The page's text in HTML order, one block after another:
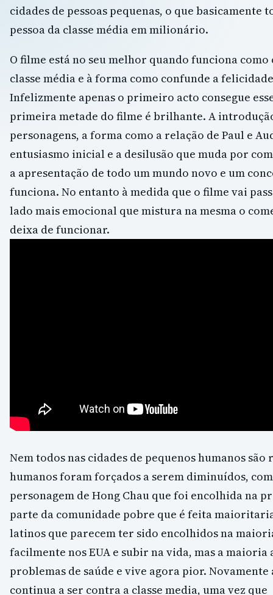
cidades de pessoas pequenas, o que basicamente
pessoa da classe média em milionário.
O filme está no seu melhor quando funciona
classe média e à forma como confunde a
Infelizmente apenas o primeiro acto consegue
primeira metade do filme é brilhante. A
personagens, a forma como a relação de Paul e
entusiasmo inicial e a desilusão que muda por
a apresentação de todo um mundo novo e um
funciona. No entanto à medida que o filme vai
lado mais emocional que mistura na mesma o
deixa de funcionar.
Nem todos nas cidades de pequenos humanos são
humanos foram forçados a serem diminuídos,
personagem de Hong Chau que foi encolhida na
parte da comunidade pobre que é feita
latinos que parecem ter sido encolhidos na
facilmente nos EUA e subir na vida, mas a maioria
problemas de saúde e vive agora pior.
continua a ser contra a classe media, uma vez que